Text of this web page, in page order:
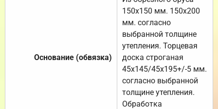
Основание (обвязка)
150х150 мм. 150х200
мм. согласно
выбранной толщине
утепления. Торцевая
доска строганая
45х145/45х195+/-5 мм.
согласно выбранной
толщине утепления.
Обработка